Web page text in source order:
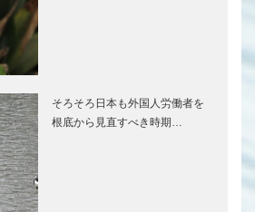
そろそろ日本も外国人労働者を
根底から見直すべき時期…